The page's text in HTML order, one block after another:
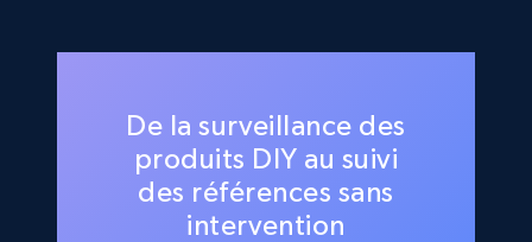
De la surveillance des
produits DIY au suivi
des références sans
intervention